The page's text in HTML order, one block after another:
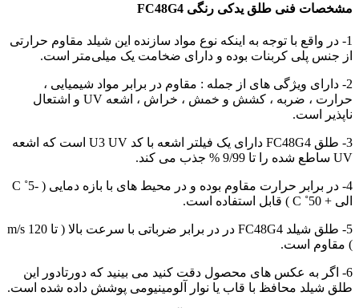
مشخصات فنی طلق یدکی رنگی FC48G4
1- در واقع با توجه به اینکه نوع مواد سازنده این شیلد مقاوم حرارتی
از جنس پلی کربنات بوده و دارای ضخامت یک میلی‌متر است.
2- دارای ویژگی های از جمله : مقاوم در برابر مواد شیمیایی ،
حرارت ، ضربه ، کشش و خمش ، خراش ، اشعه UV و اشتعال
ناپذیر است.
3- طلق FC48G4 دارای یک فیلتر اشعه با کد U3 UV است که اشعه
UV ساطع شده را تا 9/99 % جذب می کند.
4- در برابر حرارت مقاوم بوده و در محیط های با بازه دمایی ( -5˚ C
الی + 50˚ C ) قابل استفاده است.
5- طلق شیلد FC48G4 در در برابر ضرباتی با سرعت بالا ( تا 120 m/s
) مقاوم است.
6- اگر به عکس های محصول دقت کنید می بینید که دورتادور این
طلق شیلد محافظ با قاب یا نوار آلومینیومی پوشش داده شده است.